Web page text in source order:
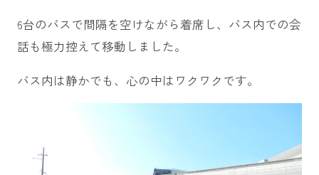
6台のバスで間隔を空けながら着席し、バス内での会
話も極力控えて移動しました。
バス内は静かでも、心の中はワクワクです。